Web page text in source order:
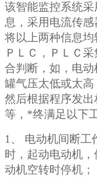
该智能监控系统
息，采用电流传
将以上两种信息均
ＰＬＣ，ＰＬＣ
合判断，如，电
罐气压太低或太高
然后根据程序发
等，*终满足以下
1、 电动机间断工
时，起动电动机
动机空转时停机；